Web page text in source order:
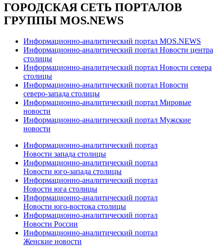
ГОРОДСКАЯ СЕТЬ ПОРТАЛОВ
ГРУППЫ MOS.NEWS
Информационно-аналитический портал MOS.NEWS
Информационно-аналитический портал Новости центра
столицы
Информационно-аналитический портал Новости севера
столицы
Информационно-аналитический портал Новости
северо-запада столицы
Информационно-аналитический портал Мировые
новости
Информационно-аналитический портал Мужские
новости
Информационно-аналитический портал
Новости запада столицы
Информационно-аналитический портал
Новости юго-запада столицы
Информационно-аналитический портал
Новости юга столицы
Информационно-аналитический портал
Новости юго-востока столицы
Информационно-аналитический портал
Новости России
Информационно-аналитический портал
Женские новости